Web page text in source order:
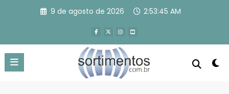
9 de agosto de 2026 2:53:46 AM